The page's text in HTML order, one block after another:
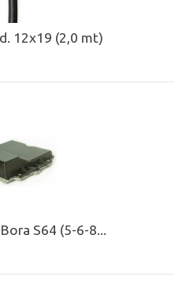
12x19 (2,0 mt)
S64 (5-6-8...